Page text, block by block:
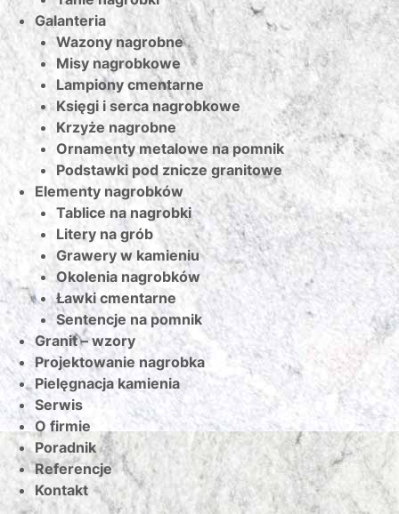
Galanteria
Wazony nagrobne
Misy nagrobkowe
Lampiony cmentarne
Księgi i serca nagrobkowe
Krzyże nagrobne
Ornamenty metalowe na pomnik
Podstawki pod znicze granitowe
Elementy nagrobków
Tablice na nagrobki
Litery na grób
Grawery w kamieniu
Okolenia nagrobków
Ławki cmentarne
Sentencje na pomnik
Granit – wzory
Projektowanie nagrobka
Pielęgnacja kamienia
Serwis
O firmie
Poradnik
Referencje
Kontakt